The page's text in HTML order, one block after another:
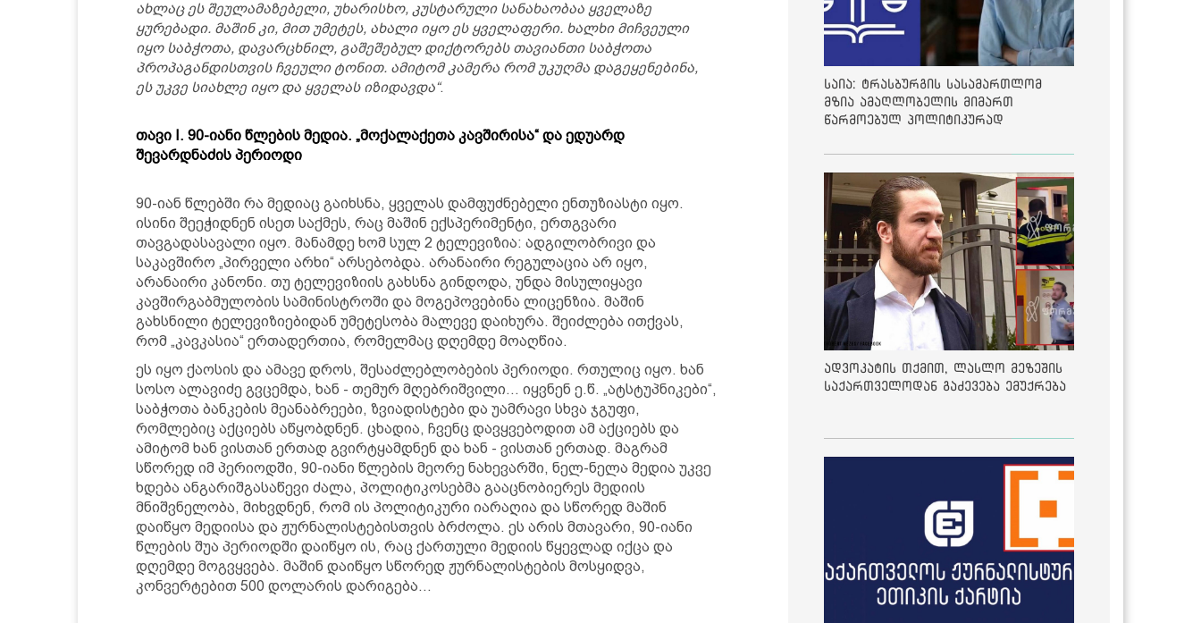
ახლაც ეს შეულამაზებელი, უხარისხო, კუსტარული სანახაობაა ყველაზე
ყურებადი. მაშინ კი, მით უმეტეს, ახალი იყო ეს ყველაფერი. ხალხი მიჩვეული
იყო საბჭოთა, დავარცხნილ, გაშეშებულ დიქტორებს თავიანთი საბჭოთა
პროპაგანდისთვის ჩვეული ტონით. ამიტომ კამერა რომ უკუღმა დაგეყენებინა,
ეს უკვე სიახლე იყო და ყველას იზიდავდა“.
თავი I. 90-იანი წლების მედია. „მოქალაქეთა კავშირისა“ და ედუარდ
შევარდნაძის პერიოდი
90-იან წლებში რა მედიაც გაიხსნა, ყველას დამფუძნებელი ენთუზიასტი იყო.
ისინი შეეჭიდნენ ისეთ საქმეს, რაც მაშინ ექსპერიმენტი, ერთგვარი
თავგადასავალი იყო. მანამდე ხომ სულ 2 ტელევიზია: ადგილობრივი და
საკავშირო „პირველი არხი“ არსებობდა. არანაირი რეგულაცია არ იყო,
არანაირი კანონი. თუ ტელევიზიის გახსნა გინდოდა, უნდა მისულიყავი
კავშირგაბმულობის სამინისტროში და მოგეპოვებინა ლიცენზია. მაშინ
გახსნილი ტელევიზიებიდან უმეტესობა მალევე დაიხურა. შეიძლება ითქვას,
რომ „კავკასია“ ერთადერთია, რომელმაც დღემდე მოაღწია.
ეს იყო ქაოსის და ამავე დროს, შესაძლებლობების პერიოდი. რთულიც იყო. ხან
სოსო ალავიძე გვცემდა, ხან - თემურ მღებრიშვილი… იყვნენ ე.წ. „ატსტუპნიკები“,
საბჭოთა ბანკების მეანაბრეები, ზვიადისტები და უამრავი სხვა ჯგუფი,
რომლებიც აქციებს აწყობდნენ. ცხადია, ჩვენც დავყვებოდით ამ აქციებს და
ამიტომ ხან ვისთან ერთად გვირტყამდნენ და ხან - ვისთან ერთად. მაგრამ
სწორედ იმ პერიოდში, 90-იანი წლების მეორე ნახევარში, ნელ-ნელა მედია უკვე
ხდება ანგარიშგასაწევი ძალა, პოლიტიკოსებმა გააცნობიერეს მედიის
მნიშვნელობა, მიხვდნენ, რომ ის პოლიტიკური იარაღია და სწორედ მაშინ
დაიწყო მედიისა და ჟურნალისტებისთვის ბრძოლა. ეს არის მთავარი, 90-იანი
წლების შუა პერიოდში დაიწყო ის, რაც ქართული მედიის წყევლად იქცა და
დღემდე მოგვყვება. მაშინ დაიწყო სწორედ ჟურნალისტების მოსყიდვა,
კონვერტებით 500 დოლარის დარიგება…
საია: ტრასბურგის სასამართლომ
მზია ამაღლობელის მიმართ
წარმოებულ პოლიტიკურად
მეოთხე საჩივარი დაარეგისტრირა
ადვოკატის თქმით, ლასლო მეზეშის
საქართველოდან გაძევება ემუქრება